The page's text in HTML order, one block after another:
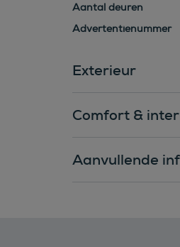
Aantal deuren
Advertentienummer
Exterieur
Comfort &
Aanvullende